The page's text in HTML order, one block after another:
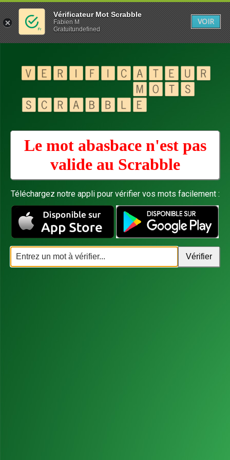
Le mot abasbace n'est pas
valide au Scrabble
Téléchargez notre appli pour vérifier vos mots facilement :
Vérificateur Mot Scrabble
Fabien M
Gratuitundefined
VOIR